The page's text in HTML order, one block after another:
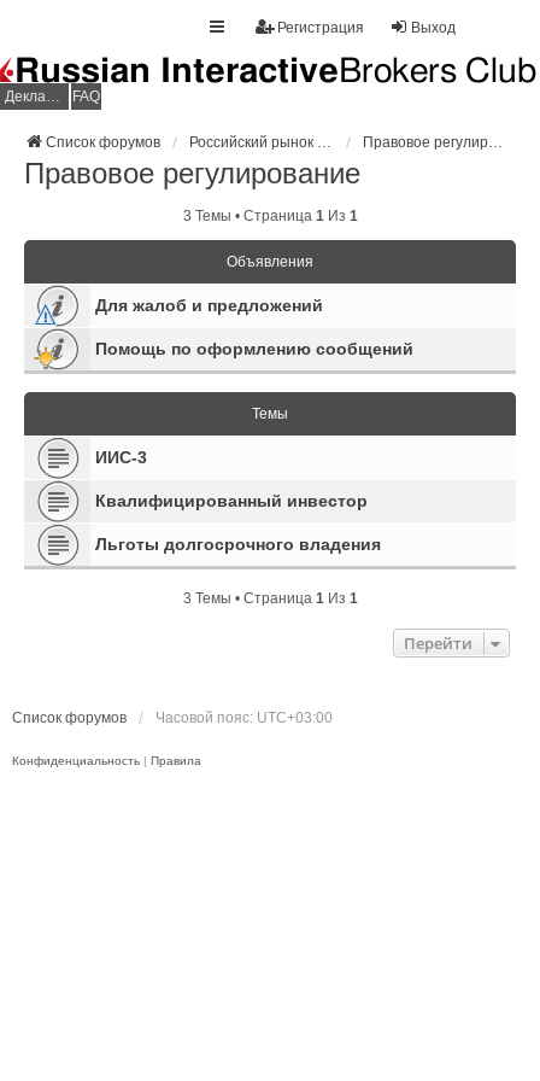
Выход
Регистрация
Декларация НДФЛ FAQ
Список форумов Российский рынок изнутри Правовое регулирование
Правовое регулирование
3 Темы • Страница 1Из 1
Объявления
Для жалоб и предложений
Помощь по оформлению сообщений
Темы
ИИС-3
Квалифицированный инвестор
Льготы долгосрочного владения
3 Темы • Страница 1Из 1
Перейти
Список форумов Часовой пояс: UTC+03:00
Конфиденциальность | Правила